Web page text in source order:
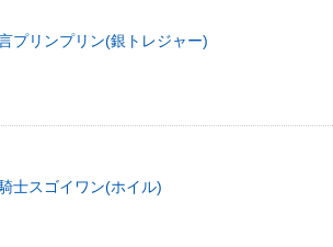
プリンプリン(銀トレジャー)
士スゴイワン(ホイル)